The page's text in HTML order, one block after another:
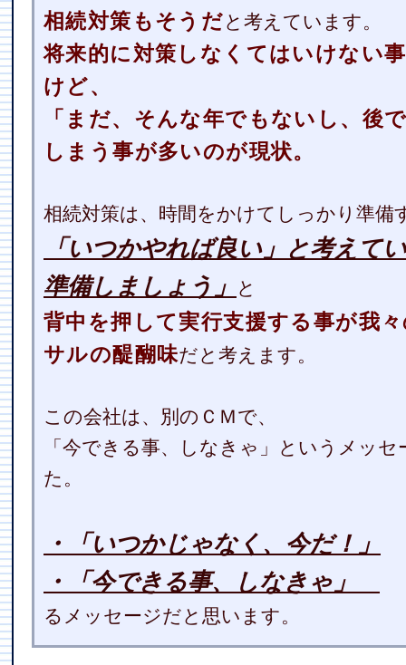
相続対策もそうだと考えています。
将来的に対策しなくてはいけない
けど、
「まだ、そんな年でもないし、後
しまう事が多いのが現状。
相続対策は、時間をかけてしっかり準備
「いつかやれば良い」と考えて
準備しましょう」 と
背中を押して実行支援する事が我
サルの醍醐味だと考えます。
この会社は、別のＣＭで、
「今できる事、しなきゃ」というメッ
た。
・「いつかじゃなく、今だ！」
・「今できる事、しなきゃ」
るメッセージだと思います。